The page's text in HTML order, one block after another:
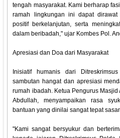
tengah masyarakat. Kami berharap
ramah lingkungan ini dapat dirawat
positif berkelanjutan, serta
dalam beribadah," ujar Kombes Pol.
‎Apresiasi dan Doa dari Masyarakat
‎Inisiatif humanis dari
sambutan hangat dan apresiasi
rumah ibadah. Ketua Pengurus Masjid
Abdullah, menyampaikan rasa
bantuan yang dinilai sangat tepat
‎"Kami sangat bersyukur dan